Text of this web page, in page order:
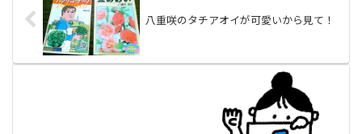
八重咲のタチアオイが可愛いから見て！